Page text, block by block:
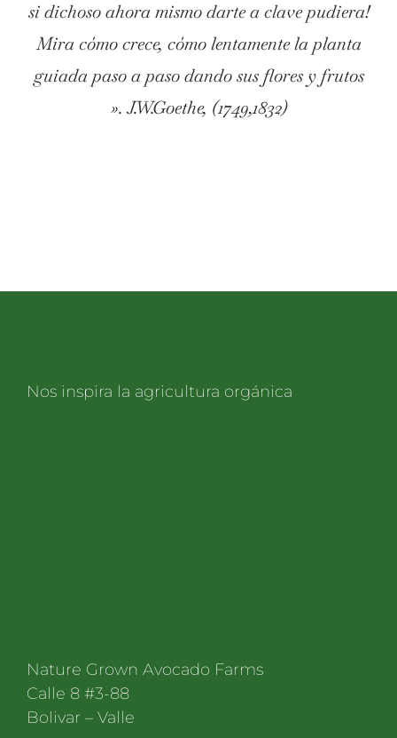
si dichoso ahora mismo darte a clave pudiera!
Mira cómo crece, cómo lentamente la planta
guiada paso a paso dando sus flores y frutos
». J.W.Goethe, (1749,1832)
Nos inspira la agricultura orgánica
Nature Grown Avocado Farms
Calle 8 #3-88
Bolivar – Valle